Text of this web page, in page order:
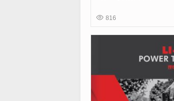
 816